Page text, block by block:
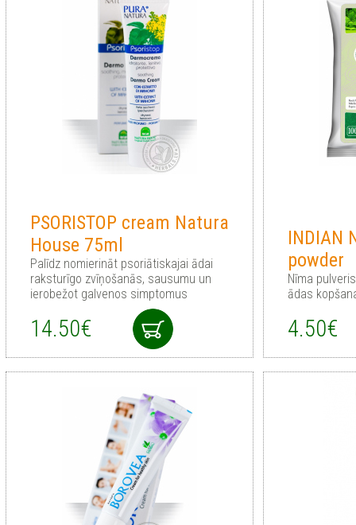
PSORISTOP cream Natura
House 75ml
Palīdz nomierināt psoriātiskajai ādai
raksturīgo zvīņošanās, sausumu un
ierobežot galvenos simptomus
14.50€
INDIAN
powder
Nīma
ādas
4.50€